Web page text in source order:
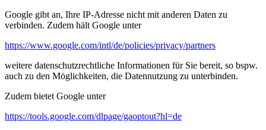
Google gibt an, Ihre IP-Adresse nicht mit anderen Daten zu
verbinden. Zudem hält Google unter
https://www.google.com/intl/de/policies/privacy/partners
weitere datenschutzrechtliche Informationen für Sie bereit, so bspw.
auch zu den Möglichkeiten, die Datennutzung zu unterbinden.
Zudem bietet Google unter
https://tools.google.com/dlpage/gaoptout?hl=de